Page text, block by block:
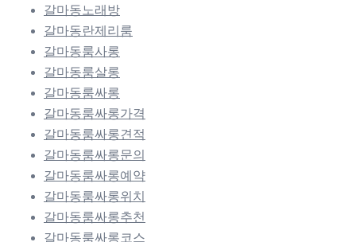
갈마동노래방
갈마동란제리룸
갈마동룸사롱
갈마동룸살롱
갈마동룸싸롱
갈마동룸싸롱가격
갈마동룸싸롱견적
갈마동룸싸롱문의
갈마동룸싸롱예약
갈마동룸싸롱위치
갈마동룸싸롱추천
갈마동룸싸롱코스